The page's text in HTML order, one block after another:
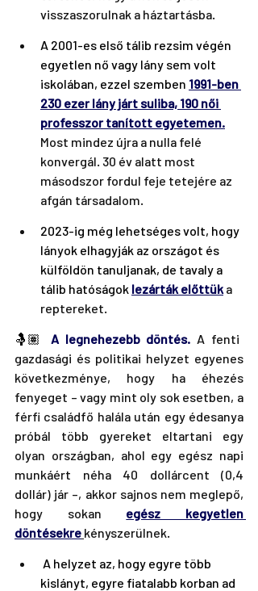
visszaszorulnak a háztartásba.
A 2001-es első tálib rezsim végén
egyetlen nő vagy lány sem volt
iskolában, ezzel szemben 1991-ben
230 ezer lány járt suliba, 190 női
professzor tanított egyetemen.
Most mindez újra a nulla felé
konvergál. 30 év alatt most
másodszor fordul feje tetejére az
afgán társadalom.
2023-ig még lehetséges volt, hogy
lányok elhagyják az országot és
külföldön tanuljanak, de tavaly a
tálib hatóságok lezárták előttük a
reptereket.
🤱🏽
A legnehezebb döntés. A fenti
gazdasági és politikai helyzet egyenes
következménye, hogy ha éhezés
fenyeget – vagy mint oly sok esetben, a
férfi családfő halála után egy édesanya
próbál több gyereket eltartani egy
olyan országban, ahol egy egész napi
munkáért néha 40 dollárcent (0,4
dollár) jár –, akkor sajnos nem meglepő,
hogy sokan egész kegyetlen
döntésekre kényszerülnek.
A helyzet az, hogy egyre több
kislányt, egyre fiatalabb korban ad